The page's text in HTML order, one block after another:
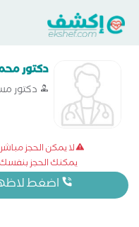
دكتور
دكتور
لا يمكن الحجز
يمكنك الحجز بنفسك
اضغط